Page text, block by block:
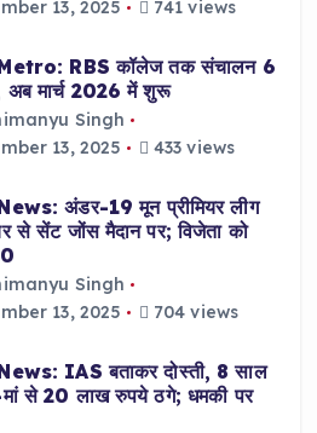
13, 2025
741 views
RBS कॉलेज तक संचालन 6
अब मार्च 2026 में शुरू
Singh
13, 2025
433 views
अंडर-19 मून प्रीमियर लीग
से सेंट जोंस मैदान पर; विजेता को
Singh
13, 2025
704 views
IAS बताकर दोस्ती, 8 साल
मां से 20 लाख रुपये ठगे; धमकी पर